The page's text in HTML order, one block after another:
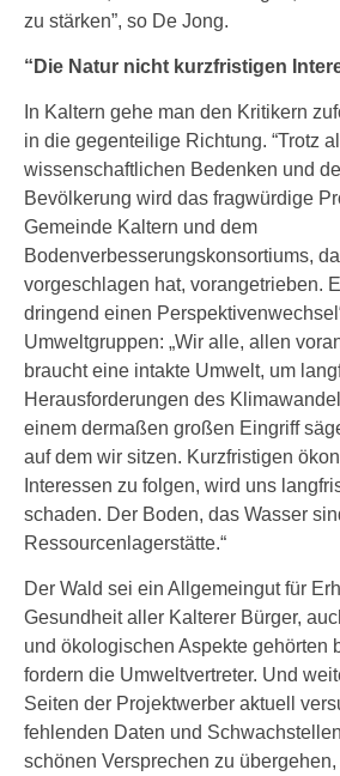
zu stärken”, so De Jong.
“Die Natur nicht kurzfristigen
In Kaltern gehe man den Kritikern
in die gegenteilige Richtung. “Trotz
wissenschaftlichen Bedenken und
Bevölkerung wird das fragwürdige
Gemeinde Kaltern und dem
Bodenverbesserungskonsortiums,
vorgeschlagen hat, vorangetrieben.
dringend einen
Umweltgruppen: „Wir alle, allen
braucht eine intakte Umwelt, um
Herausforderungen des
einem dermaßen großen Eingriff
auf dem wir sitzen. Kurzfristigen
Interessen zu folgen, wird uns
schaden. Der Boden, das Wasser
Ressourcenlagerstätte.“
Der Wald sei ein Allgemeingut für
Gesundheit aller Kalterer Bürger,
und ökologischen Aspekte gehörten
fordern die Umweltvertreter. Und
Seiten der Projektwerber aktuell
fehlenden Daten und
schönen Versprechen zu